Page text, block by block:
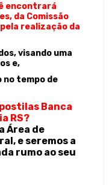
encontrará
da Comissão
realização da
visando uma
e,
no tempo de
Banca
RS?
Área de
e seremos a
rumo ao seu